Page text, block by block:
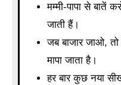
मम्मी-पापा से बातें
जाती हैं।
जब बाजार जाओ,
मापा जाता है।
हर बार कुछ नया